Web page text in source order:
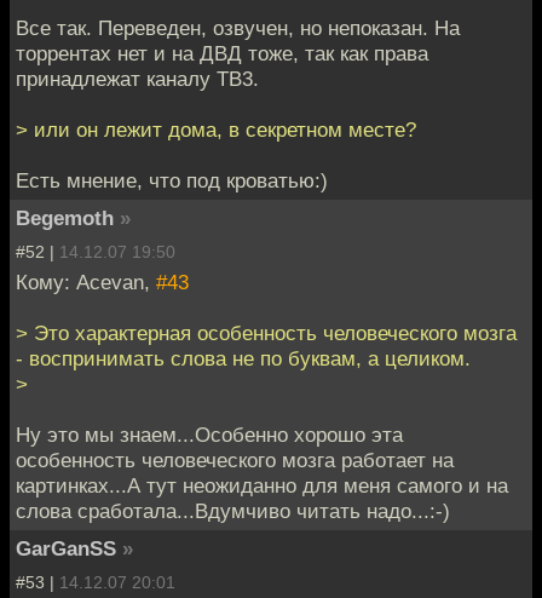
Все так. Переведен, озвучен, но непоказан. На
торрентах нет и на ДВД тоже, так как права
принадлежат каналу ТВ3.
> или он лежит дома, в секретном месте?
Есть мнение, что под кроватью:)
Begemoth »
#52 | 14.12.07 19:50
Кому: Acevan, #43
> Это характерная особенность человеческого мозга
- воспринимать слова не по буквам, а целиком.
>
Ну это мы знаем...Особенно хорошо эта
особенность человеческого мозга работает на
картинках...А тут неожиданно для меня самого и на
слова сработала...Вдумчиво читать надо...:-)
GarGanSS »
#53 | 14.12.07 20:01